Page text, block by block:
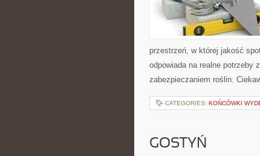
przestrzeń, w której jakość
odpowiada na realne potrzeby
zabezpieczaniem roślin.
CATEGORIES: KOŃCÓWKI
GOSTYŃ